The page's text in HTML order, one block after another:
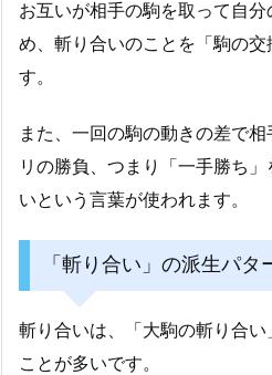
お互いが相手の駒を取って自
め、斬り合いのことを「駒の交
す。
また、一回の駒の動きの差で
リの勝負、つまり「一手勝ち
いという言葉が使われます。
「斬り合い」の派生パタ
斬り合いは、「大駒の斬り合
ことが多いです。